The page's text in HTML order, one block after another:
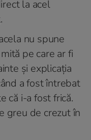
la acel
nu spune
pe care ar fi
şi explicația
a fost întrebat
că i-a fost frică.
greu de crezut în